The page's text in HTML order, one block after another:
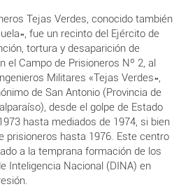
Tejas Verdes, conocido también
fue un recinto del Ejército de
tortura y desaparición de
el Campo de Prisioneros Nº 2, al
Militares «Tejas Verdes»,
de San Antonio (Provincia de
desde el golpe de Estado
hasta mediados de 1974, si bien
prisioneros hasta 1976.​ Este centro
a la temprana formación de los
Inteligencia Nacional (DINA) en